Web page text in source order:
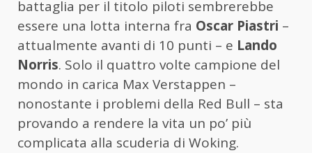
battaglia per il titolo piloti sembrerebbe
essere una lotta interna fra Oscar Piastri –
attualmente avanti di 10 punti – e Lando
Norris. Solo il quattro volte campione del
mondo in carica Max Verstappen –
nonostante i problemi della Red Bull – sta
provando a rendere la vita un po’ più
complicata alla scuderia di Woking.